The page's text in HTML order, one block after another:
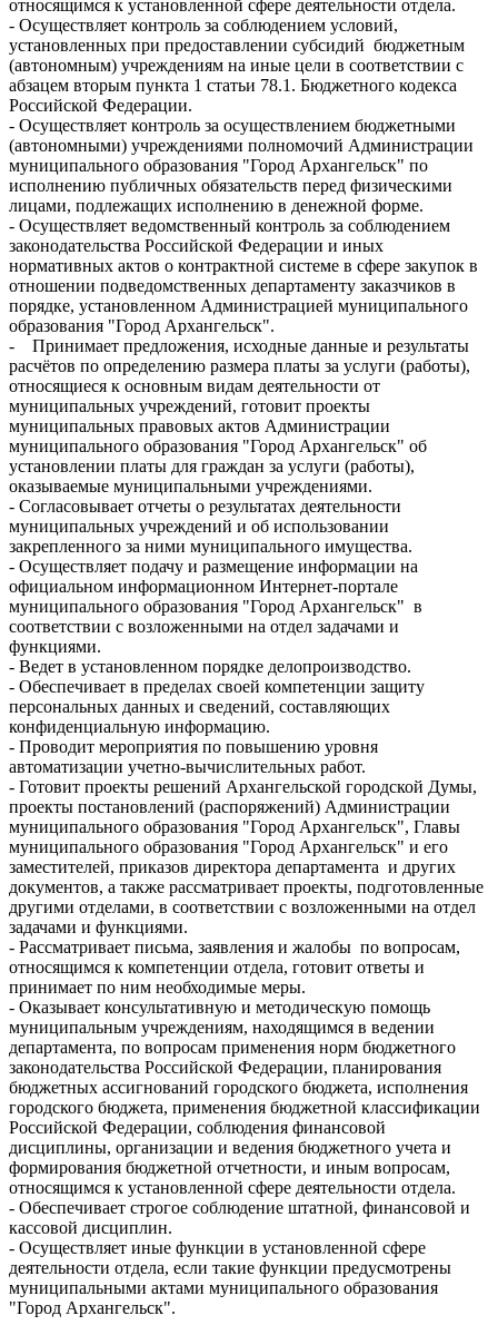
относящимся к установленной сфере деятельности отдела.
- Осуществляет контроль за соблюдением условий,
установленных при предоставлении субсидий бюджетным
(автономным) учреждениям на иные цели в соответствии с
абзацем вторым пункта 1 статьи 78.1. Бюджетного кодекса
Российской Федерации.
- Осуществляет контроль за осуществлением бюджетными
(автономными) учреждениями полномочий Администрации
муниципального образования "Город Архангельск" по
исполнению публичных обязательств перед физическими
лицами, подлежащих исполнению в денежной форме.
- Осуществляет ведомственный контроль за соблюдением
законодательства Российской Федерации и иных
нормативных актов о контрактной системе в сфере закупок в
отношении подведомственных департаменту заказчиков в
порядке, установленном Администрацией муниципального
образования "Город Архангельск".
- Принимает предложения, исходные данные и результаты
расчётов по определению размера платы за услуги (работы),
относящиеся к основным видам деятельности от
муниципальных учреждений, готовит проекты
муниципальных правовых актов Администрации
муниципального образования "Город Архангельск" об
установлении платы для граждан за услуги (работы),
оказываемые муниципальными учреждениями.
- Согласовывает отчеты о результатах деятельности
муниципальных учреждений и об использовании
закрепленного за ними муниципального имущества.
- Осуществляет подачу и размещение информации на
официальном информационном Интернет-портале
муниципального образования "Город Архангельск" в
соответствии с возложенными на отдел задачами и
функциями.
- Ведет в установленном порядке делопроизводство.
- Обеспечивает в пределах своей компетенции защиту
персональных данных и сведений, составляющих
конфиденциальную информацию.
- Проводит мероприятия по повышению уровня
автоматизации учетно-вычислительных работ.
- Готовит проекты решений Архангельской городской Думы,
проекты постановлений (распоряжений) Администрации
муниципального образования "Город Архангельск", Главы
муниципального образования "Город Архангельск" и его
заместителей, приказов директора департамента и других
документов, а также рассматривает проекты, подготовленные
другими отделами, в соответствии с возложенными на отдел
задачами и функциями.
- Рассматривает письма, заявления и жалобы по вопросам,
относящимся к компетенции отдела, готовит ответы и
принимает по ним необходимые меры.
- Оказывает консультативную и методическую помощь
муниципальным учреждениям, находящимся в ведении
департамента, по вопросам применения норм бюджетного
законодательства Российской Федерации, планирования
бюджетных ассигнований городского бюджета, исполнения
городского бюджета, применения бюджетной классификации
Российской Федерации, соблюдения финансовой
дисциплины, организации и ведения бюджетного учета и
формирования бюджетной отчетности, и иным вопросам,
относящимся к установленной сфере деятельности отдела.
- Обеспечивает строгое соблюдение штатной, финансовой и
кассовой дисциплин.
- Осуществляет иные функции в установленной сфере
деятельности отдела, если такие функции предусмотрены
муниципальными актами муниципального образования
"Город Архангельск".